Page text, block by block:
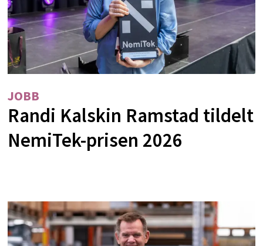
JOBB
Randi Kalskin Ramstad tildelt
NemiTek-prisen 2026